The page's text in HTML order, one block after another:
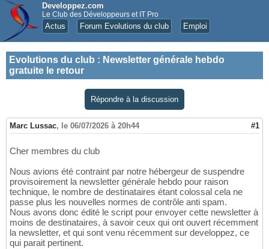
Developpez.com
Le Club des Développeurs et IT Pro
Actus Forum Evolutions du club Emploi
Evolutions du club : Newsletter générale hebdo
gratuite le retour
Répondre à la discussion
Marc Lussac, le 06/07/2026 à 20h44 #1
Cher membres du club
Nous avions été contraint par notre hébergeur de suspendre
provisoirement la newsletter générale hebdo pour raison
technique, le nombre de destinataires étant colossal cela ne
passe plus les nouvelles normes de contrôle anti spam.
Nous avons donc édité le script pour envoyer cette newsletter à
moins de destinataires, à savoir ceux qui ont ouvert récemment
la newsletter, et qui sont venu récemment sur developpez, ce
qui parait pertinent.